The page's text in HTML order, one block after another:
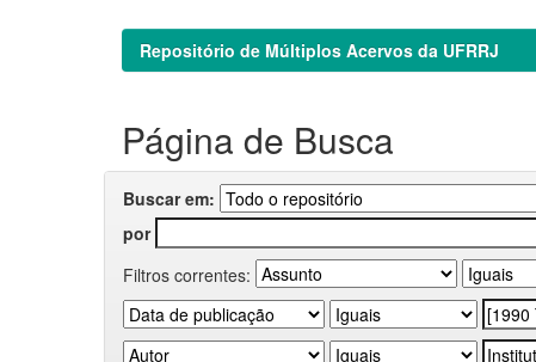
Repositório de Múltiplos Acervos da UFRRJ
Página de Busca
Buscar em:
por
Filtros correntes: